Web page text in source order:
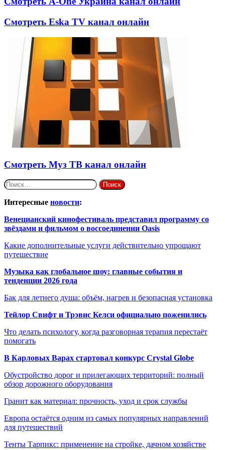
Смотреть Eska TV канал онлайн
Смотреть Муз ТВ канал онлайн
Найти:
Интересные новости:
Венецианский кинофестиваль представил программу со
звёздами и фильмом о воссоединении Oasis
Какие дополнительные услуги действительно упрощают
путешествие
Музыка как глобальное шоу: главные события и
тенденции 2026 года
Бак для летнего душа: объём, нагрев и безопасная установка
Тейлор Свифт и Трэвис Келси официально поженились
Что делать психологу, когда разговорная терапия перестаёт
помогать
В Карловых Варах стартовал конкурс Crystal Globe
Обустройство дорог и прилегающих территорий: полный
обзор дорожного оборудования
Гранит как материал: прочность, уход и срок службы
Европа остаётся одним из самых популярных направлений
для путешествий
Тенты Тарпикс: применение на стройке, дачном хозяйстве